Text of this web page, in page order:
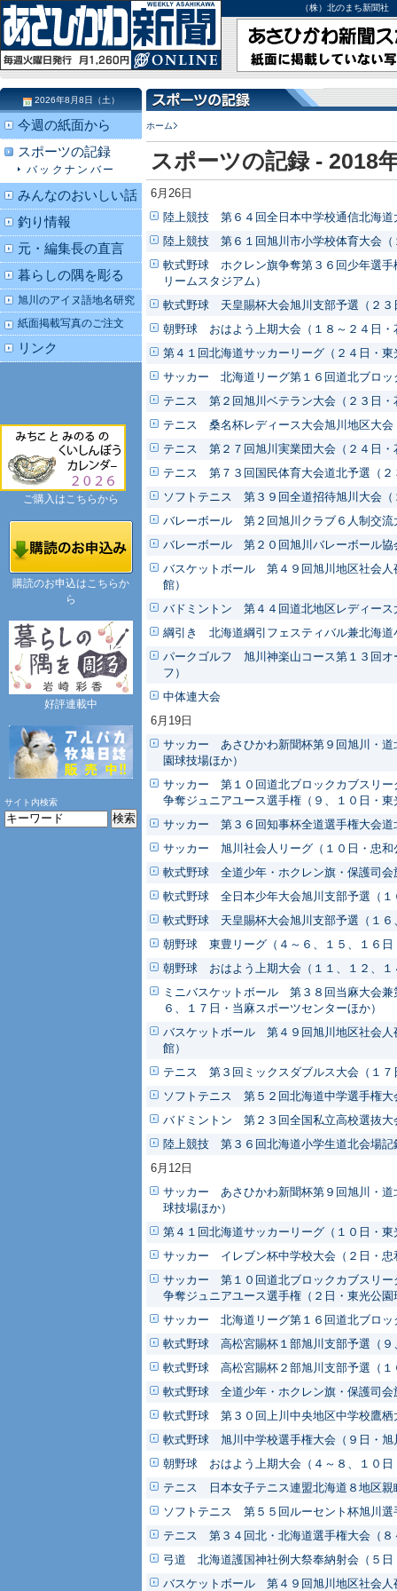
（株）北のまち新聞
ホーム
スポーツの記録 - 2018
6月26日
陸上競技 第６４回全日本中学校通信北海道
陸上競技 第６１回旭川市小学校体育大会（
軟式野球 ホクレン旗争奪第３６回少年選手
リームスタジアム）
軟式野球 天皇賜杯大会旭川支部予選（２３
朝野球 おはよう上期大会（１８～２４日・
第４１回北海道サッカーリーグ（２４日・
サッカー 北海道リーグ第１６回道北ブロッ
テニス 第２回旭川ベテラン大会（２３日・
テニス 桑名杯レディース大会旭川地区大会
テニス 第２７回旭川実業団大会（２４日・
テニス 第７３回国民体育大会道北予選（２
ソフトテニス 第３９回全道招待旭川大会（
バレーボール 第２回旭川クラブ６人制交流
バレーボール 第２０回旭川バレーボール協
バスケットボール 第４９回旭川地区社会人
館）
バドミントン 第４４回道北地区レディース
綱引き 北海道綱引フェスティバル兼北海道
パークゴルフ 旭川神楽山コース第１３回オ
フ）
中体連大会
6月19日
サッカー あさひかわ新聞杯第９回旭川・
園球技場ほか）
サッカー 第１０回道北ブロックカブスリ
争奪ジュニアユース選手権（９、１０日・
サッカー 第３６回知事杯全道選手権大会
サッカー 旭川社会人リーグ（１０日・忠和
軟式野球 全道少年・ホクレン旗・保護司会
軟式野球 全日本少年大会旭川支部予選（１
軟式野球 天皇賜杯大会旭川支部予選（１６
朝野球 東豊リーグ（４～６、１５、１６日
朝野球 おはよう上期大会（１１、１２、１
ミニバスケットボール 第３８回当麻大会
６、１７日・当麻スポーツセンターほか）
バスケットボール 第４９回旭川地区社会人
館）
テニス 第３回ミックスダブルス大会（１７
ソフトテニス 第５２回北海道中学選手権大
バドミントン 第２３回全国私立高校選抜大
陸上競技 第３６回北海道小学生道北会場記
6月12日
サッカー あさひかわ新聞杯第９回旭川・
球技場ほか）
第４１回北海道サッカーリーグ（１０日・
サッカー イレブン杯中学校大会（２日・忠
サッカー 第１０回道北ブロックカブスリ
争奪ジュニアユース選手権（２日・東光公園
サッカー 北海道リーグ第１６回道北ブロッ
軟式野球 高松宮賜杯１部旭川支部予選（９
軟式野球 高松宮賜杯２部旭川支部予選（１
軟式野球 全道少年・ホクレン旗・保護司会
軟式野球 第３０回上川中央地区中学校鷹栖
軟式野球 旭川中学校選手権大会（９日・旭
朝野球 おはよう上期大会（４～８、１０日
テニス 日本女子テニス連盟北海道８地区親
ソフトテニス 第５５回ルーセント杯旭川選
テニス 第３４回北・北海道選手権大会（８
弓道 北海道護国神社例大祭奉納射会（５日
バスケットボール 第４９回旭川地区社会人
2026年8月8日（土）
今週の紙面から
スポーツの記録
バックナンバー
みんなのおいしい話
釣り情報
元・編集長の直言
暮らしの隅を彫る
旭川のアイヌ語地名研究
紙面掲載写真のご注文
リンク
ご購入はこちらから
購読のお申込はこちらか
ら
好評連載中
サイト内検索